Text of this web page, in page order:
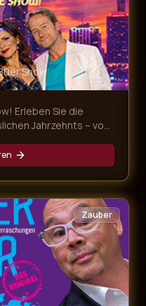
Show
Erleben Sie die
Jahrzehnts – von
und legendären
Zauber